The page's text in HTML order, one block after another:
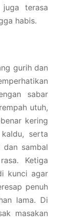
terasa
habis.
gurih dan
sabar
utuh,
kering
serta
dan sambal
Ketiga
kunci agar
penuh
lama. Di
masakan